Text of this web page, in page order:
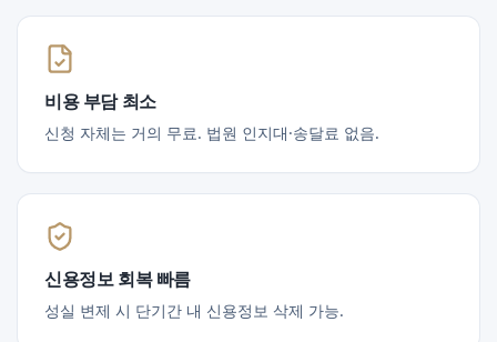
비용 부담 최소
신청 자체는 거의 무료. 법원 인지대·송달료 없음.
신용정보 회복 빠름
성실 변제 시 단기간 내 신용정보 삭제 가능.